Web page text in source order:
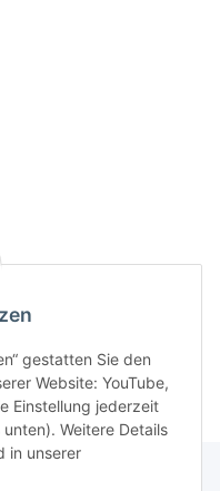
gestatten Sie den
Website: YouTube,
Einstellung jederzeit
Weitere Details
in unserer